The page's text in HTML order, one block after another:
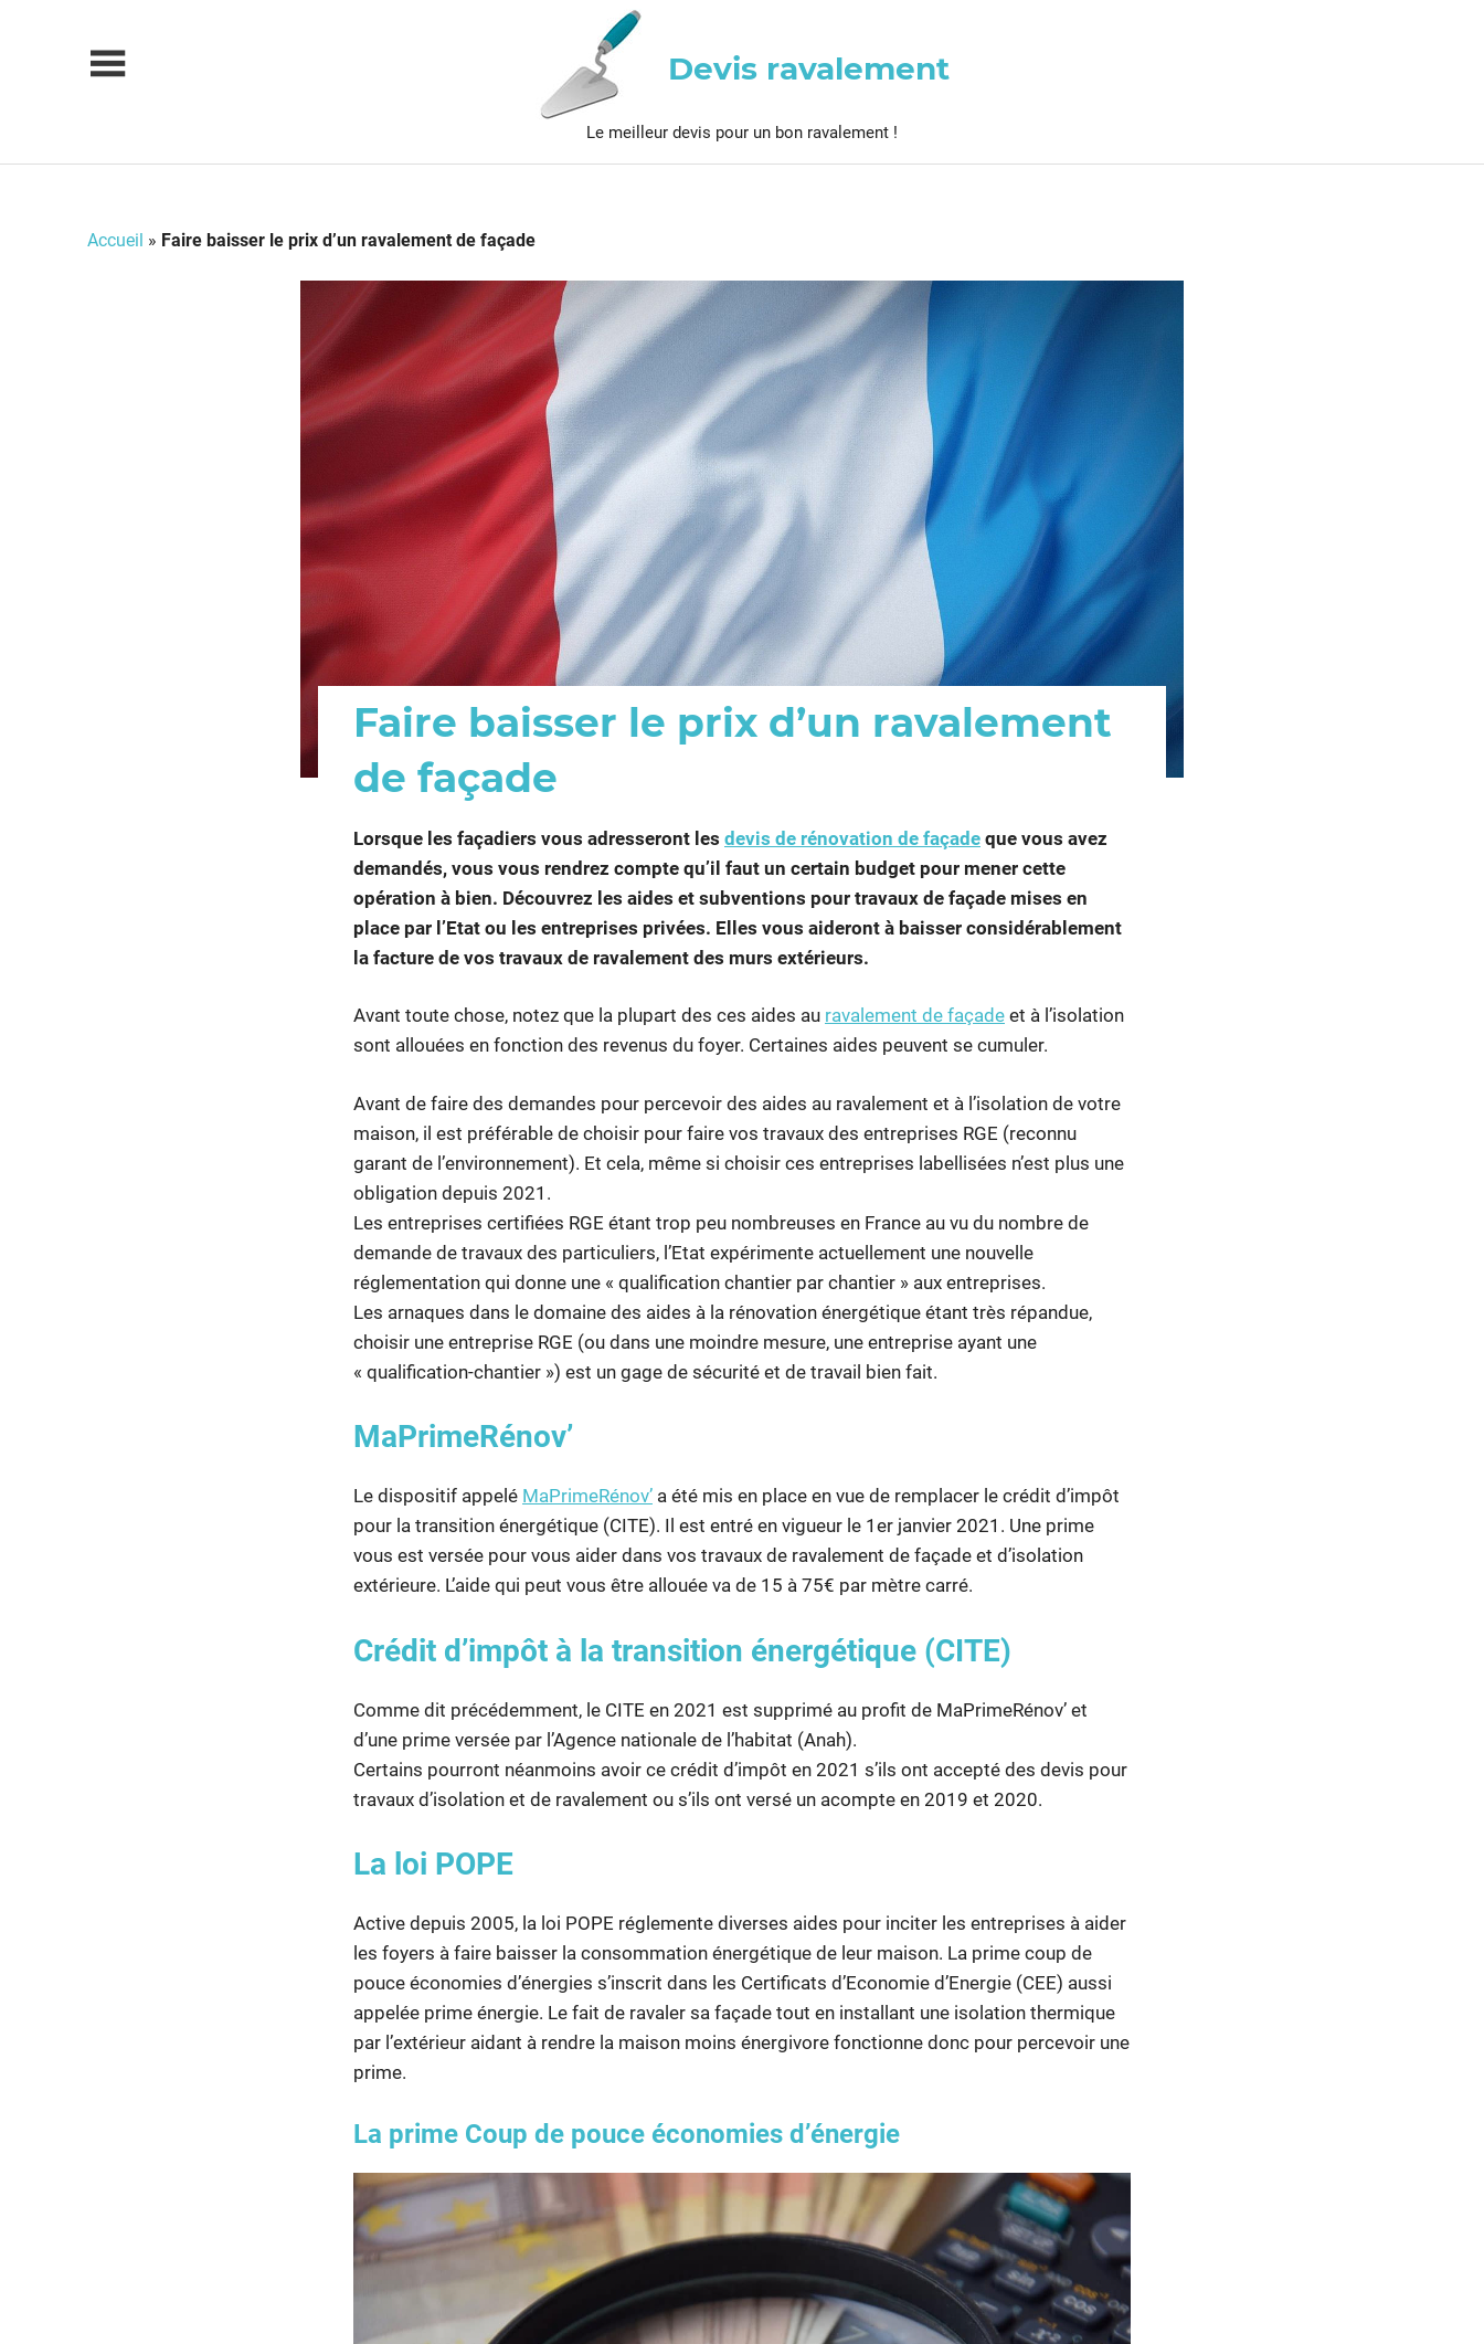
Devis ravalement
Le meilleur devis pour un bon ravalement !
Accueil » Faire baisser le prix d’un ravalement de façade
Faire baisser le prix d’un ravalement
de façade
Lorsque les façadiers vous adresseront les devis de rénovation de façade que vous avez
demandés, vous vous rendrez compte qu’il faut un certain budget pour mener cette
opération à bien. Découvrez les aides et subventions pour travaux de façade mises en
place par l’Etat ou les entreprises privées. Elles vous aideront à baisser considérablement
la facture de vos travaux de ravalement des murs extérieurs.
Avant toute chose, notez que la plupart des ces aides au ravalement de façade et à l’isolation
sont allouées en fonction des revenus du foyer. Certaines aides peuvent se cumuler.
Avant de faire des demandes pour percevoir des aides au ravalement et à l’isolation de votre
maison, il est préférable de choisir pour faire vos travaux des entreprises RGE (reconnu
garant de l’environnement). Et cela, même si choisir ces entreprises labellisées n’est plus une
obligation depuis 2021.
Les entreprises certifiées RGE étant trop peu nombreuses en France au vu du nombre de
demande de travaux des particuliers, l’Etat expérimente actuellement une nouvelle
réglementation qui donne une « qualification chantier par chantier » aux entreprises.
Les arnaques dans le domaine des aides à la rénovation énergétique étant très répandue,
choisir une entreprise RGE (ou dans une moindre mesure, une entreprise ayant une
« qualification-chantier ») est un gage de sécurité et de travail bien fait.
MaPrimeRénov’
Le dispositif appelé MaPrimeRénov’ a été mis en place en vue de remplacer le crédit d’impôt
pour la transition énergétique (CITE). Il est entré en vigueur le 1er janvier 2021. Une prime
vous est versée pour vous aider dans vos travaux de ravalement de façade et d’isolation
extérieure. L’aide qui peut vous être allouée va de 15 à 75€ par mètre carré.
Crédit d’impôt à la transition énergétique (CITE)
Comme dit précédemment, le CITE en 2021 est supprimé au profit de MaPrimeRénov’ et
d’une prime versée par l’Agence nationale de l’habitat (Anah).
Certains pourront néanmoins avoir ce crédit d’impôt en 2021 s’ils ont accepté des devis pour
travaux d’isolation et de ravalement ou s’ils ont versé un acompte en 2019 et 2020.
La loi POPE
Active depuis 2005, la loi POPE réglemente diverses aides pour inciter les entreprises à aider
les foyers à faire baisser la consommation énergétique de leur maison. La prime coup de
pouce économies d’énergies s’inscrit dans les Certificats d’Economie d’Energie (CEE) aussi
appelée prime énergie. Le fait de ravaler sa façade tout en installant une isolation thermique
par l’extérieur aidant à rendre la maison moins énergivore fonctionne donc pour percevoir une
prime.
La prime Coup de pouce économies d’énergie